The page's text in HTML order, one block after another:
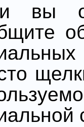
вы